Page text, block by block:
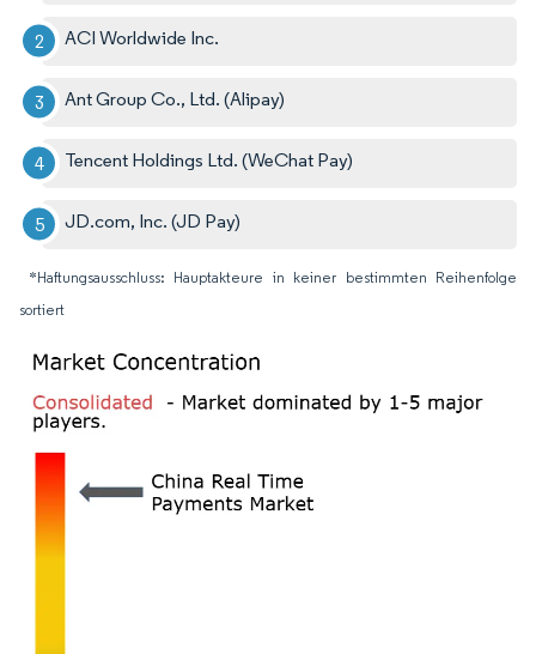
ACI Worldwide Inc.
Ant Group Co., Ltd. (Alipay)
Tencent Holdings Ltd. (WeChat Pay)
JD.com, Inc. (JD Pay)
*Haftungsausschluss: Hauptakteure in keiner bestimmten Reihenfolge
sortiert